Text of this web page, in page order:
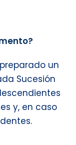
un
Sucesión
y, en caso